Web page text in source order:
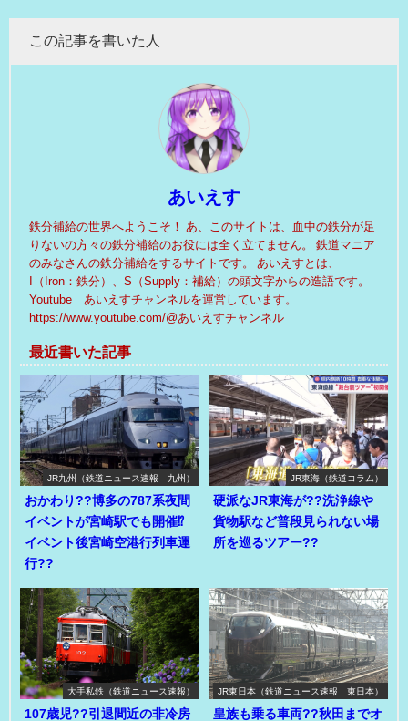
この記事を書いた人
あいえす
鉄分補給の世界へようこそ！ あ、このサイトは、血中の鉄分が足
りないの方々の鉄分補給のお役には全く立てません。 鉄道マニア
のみなさんの鉄分補給をするサイトです。 あいえすとは、
I（Iron：鉄分）、S（Supply：補給）の頭文字からの造語です。
Youtube あいえすチャンネルを運営しています。
https://www.youtube.com/@あいえすチャンネル
最近書いた記事
JR九州（鉄道ニュース速報 九州）
おかわり??博多の787系夜間
イベントが宮崎駅でも開催⁉
イベント後宮崎空港行列車運
行??
JR東海（鉄道コラム）
硬派なJR東海が??洗浄線や
貨物駅など普段見られない場
所を巡るツアー??
大手私鉄（鉄道ニュース速報）
107歳児??引退間近の非冷房
JR東日本（鉄道ニュース速報 東日本）
皇族も乗る車両??秋田までオ